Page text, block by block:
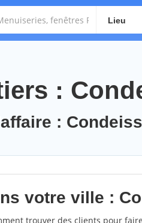
Lieu
:
:
votre ville :
trouver des clients pour